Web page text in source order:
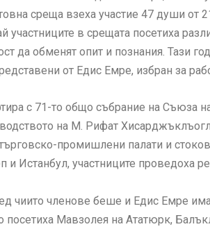
среща взеха участие 47 души
участниците в срещата посетиха
да обменят опит и познания. Тази
от Едис Емре, избран за
с 71-то общо събрание на Съюза
на М. Рифат
промишлени палати и
и Истанбул, участниците проведоха
чиито членове беше и Едис Емре
посетиха Мавзолея на Ататюрк,